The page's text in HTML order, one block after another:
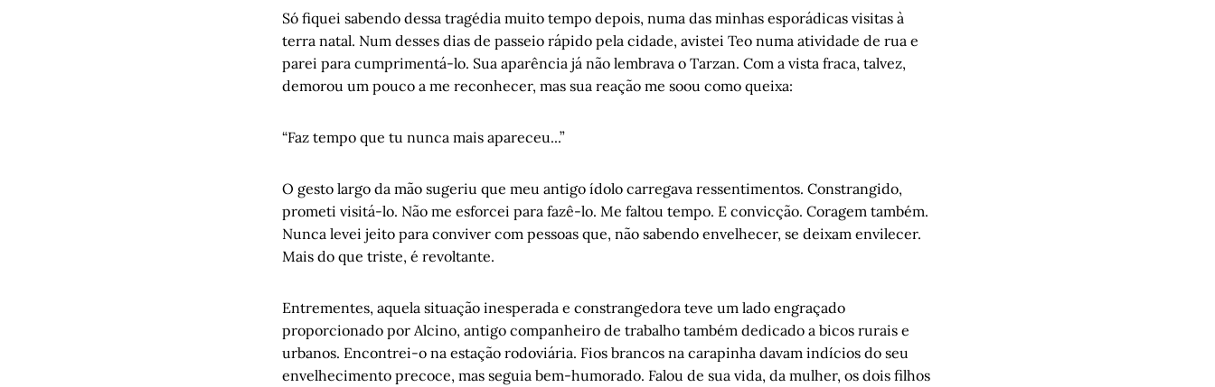
Só fiquei sabendo dessa tragédia muito tempo depois, numa das minhas esporádicas visitas à
terra natal. Num desses dias de passeio rápido pela cidade, avistei Teo numa atividade de rua e
parei para cumprimentá-lo. Sua aparência já não lembrava o Tarzan. Com a vista fraca, talvez,
demorou um pouco a me reconhecer, mas sua reação me soou como queixa:
“Faz tempo que tu nunca mais apareceu...”
O gesto largo da mão sugeriu que meu antigo ídolo carregava ressentimentos. Constrangido,
prometi visitá-lo. Não me esforcei para fazê-lo. Me faltou tempo. E convicção. Coragem também.
Nunca levei jeito para conviver com pessoas que, não sabendo envelhecer, se deixam envilecer.
Mais do que triste, é revoltante.
Entrementes, aquela situação inesperada e constrangedora teve um lado engraçado
proporcionado por Alcino, antigo companheiro de trabalho também dedicado a bicos rurais e
urbanos. Encontrei-o na estação rodoviária. Fios brancos na carapinha davam indícios do seu
envelhecimento precoce, mas seguia bem-humorado. Falou de sua vida, da mulher, os dois filhos